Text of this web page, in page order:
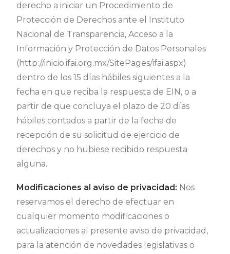
derecho a iniciar un Procedimiento de
Protección de Derechos ante el Instituto
Nacional de Transparencia, Acceso a la
Información y Protección de Datos Personales
(http://inicio.ifai.org.mx/SitePages/ifai.aspx)
dentro de los 15 días hábiles siguientes a la
fecha en que reciba la respuesta de EIN, o a
partir de que concluya el plazo de 20 días
hábiles contados a partir de la fecha de
recepción de su solicitud de ejercicio de
derechos y no hubiese recibido respuesta
alguna.
Modificaciones al aviso de privacidad: Nos
reservamos el derecho de efectuar en
cualquier momento modificaciones o
actualizaciones al presente aviso de privacidad,
para la atención de novedades legislativas o